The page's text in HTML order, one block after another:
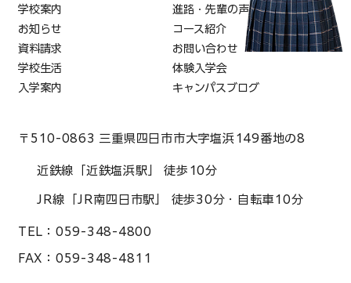
〒510-0863 三重県四日市市大字塩浜149番地の8
近鉄線「近鉄塩浜駅」 徒歩10分
JR線「JR南四日市駅」 徒歩30分・自転車10分
TEL： 059-348-4800
FAX： 059-348-4811
学校案内
進路・先輩の声
お知らせ
コース紹介
資料請求
お問い合わせ
学校生活
体験入学会
入学案内
キャンパスブログ